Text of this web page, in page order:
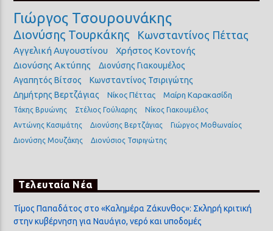
Γιώργος Τσουρουνάκης
Διονύσης Τουρκάκης Κωνσταντίνος Πέττας
Αγγελική Αυγουστίνου
Χρήστος Κοντονής
Διονύσης Ακτύπης
Διονύσης Γιακουμέλος
Αγαπητός Βίτσος
Κωνσταντίνος Τσιριγώτης
Δημήτρης Βερτζάγιας
Νίκος Πέττας Μαίρη Καρακασίδη
Τάκης Βρυώνης Στέλιος Γούλιαρης
Νίκος Γιακουμέλος
Αντώνης Κασιμάτης
Διονύσης Βερτζάγιας
Γιώργος Μοθωναίος
Διονύσης Μουζάκης
Διονύσιος Τσιριγώτης
Τελευταία Νέα
Τίμος Παπαδάτος στο «Καλημέρα Ζάκυνθος»: Σκληρή κριτική
στην κυβέρνηση για Ναυάγιο, νερό και υποδομές